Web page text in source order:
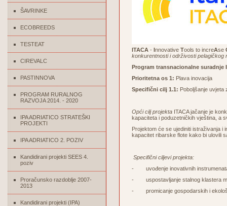
ŠAVRINKE
ECOBREEDS
TESTEAT
CIREVALC
PASTINNOVA
PROGRAM RURALNOG
RAZVOJA 2014. - 2020
IPA ADRIATICO STRATEŠKI
PROJEKTI
IPA ADRIATICO 2. POZIV
Kandidirani projekti SEES 4.
poziv
Proračunsko razdoblje 2007-
2013
Kandidirani projekti (IPA)
ITACA - Innovative Tools to increAse
konkurentnosti i održivosti pelagičkog
Program transnacionalne suradnje
Prioritetna os 1: Plava inovacija
Specifični cilj 1.1: Poboljšanje uvjeta
Opći cilj projekta ITACA jačanje je
kapaciteta i poduzetničkih vještina, a
Projektom će se ujediniti istraživanja
kapacitet ribarske flote kako bi ulovili
Specifični ciljevi projekta:
- uvođenje inovativnih instrumenata
- uspostavljanje stalnog klastera
- promicanje gospodarskih i